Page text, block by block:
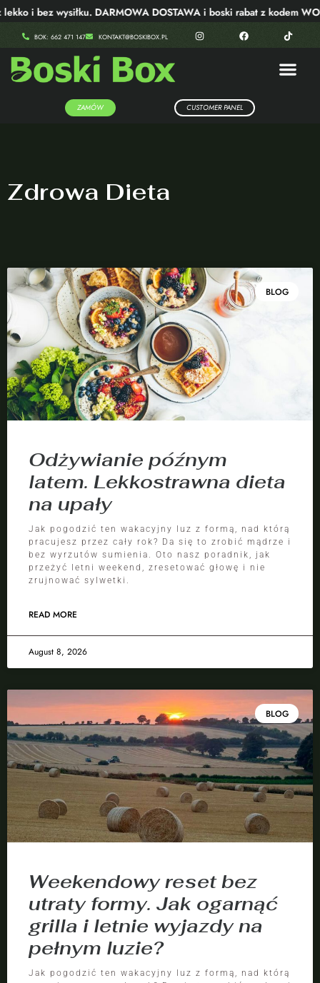
wysiłku. DARMOWA DOSTAWA i boski rabat z kodem WOW40!
BOK: 662 471 147 KONTAKT@BOSKIBOX.PL
ZAMÓW CUSTOMER PANEL
Zdrowa Dieta
BLOG
Odżywianie późnym
latem. Lekkostrawna dieta
na upały
Jak pogodzić ten wakacyjny luz z formą, nad którą
pracujesz przez cały rok? Da się to zrobić mądrze i
bez wyrzutów sumienia. Oto nasz poradnik, jak
przeżyć letni weekend, zresetować głowę i nie
zrujnować sylwetki.
READ MORE
August 8, 2026
BLOG
Weekendowy reset bez
utraty formy. Jak ogarnąć
grilla i letnie wyjazdy na
pełnym luzie?
Jak pogodzić ten wakacyjny luz z formą, nad którą